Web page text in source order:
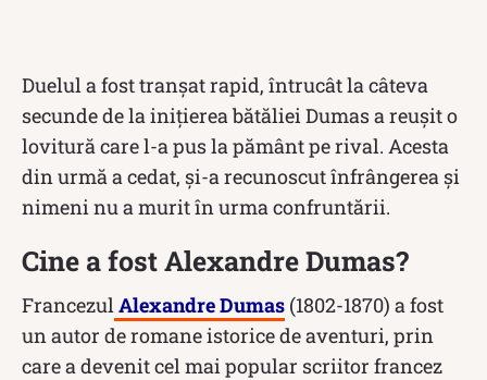
Duelul a fost tranșat rapid, întrucât la câteva
secunde de la inițierea bătăliei Dumas a reușit o
lovitură care l-a pus la pământ pe rival. Acesta
din urmă a cedat, și-a recunoscut înfrângerea și
nimeni nu a murit în urma confruntării.
Cine a fost Alexandre Dumas?
Francezul Alexandre Dumas (1802-1870) a fost
un autor de romane istorice de aventuri, prin
care a devenit cel mai popular scriitor francez